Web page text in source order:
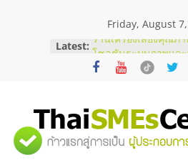
Friday, August
Latest: ร้านเครื่องเสียงคุณภ
โซลูชันระบบภาพและ
บริษัท Cybersecurity
อยากหาเงินทุน เพิ่มส
เริ่มยังไงให้ผ่านฉลุย
สัมมนาออนไลน์ โอก
"ศูนย์